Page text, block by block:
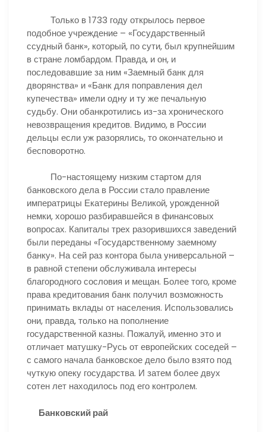
Только в 1733 году открылось первое
подобное учреждение – «Государственный
ссудный банк», который, по сути, был крупнейшим
в стране ломбардом. Правда, и он, и
последовавшие за ним «Заемный банк для
дворянства» и «Банк для поправления дел
купечества» имели одну и ту же печальную
судьбу. Они обанкротились из-за хронического
невозвращения кредитов. Видимо, в России
дельцы если уж разорялись, то окончательно и
бесповоротно.
По-настоящему низким стартом для
банковского дела в России стало правление
императрицы Екатерины Великой, урожденной
немки, хорошо разбиравшейся в финансовых
вопросах. Капиталы трех разорившихся заведений
были переданы «Государственному заемному
банку». На сей раз контора была универсальной –
в равной степени обслуживала интересы
благородного сословия и мещан. Более того, кроме
права кредитования банк получил возможность
принимать вклады от населения. Использовались
они, правда, только на пополнение
государственной казны. Пожалуй, именно это и
отличает матушку-Русь от европейских соседей –
с самого начала банковское дело было взято под
чуткую опеку государства. И затем более двух
сотен лет находилось под его контролем.
Банковский рай